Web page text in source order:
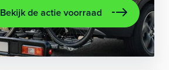
Bekijk de actie voorraad